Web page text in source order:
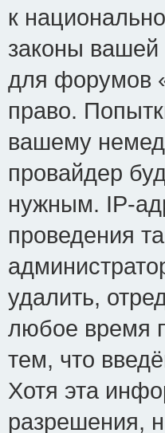
к
законы вашей
для форумов
право.
вашему
провайдер
нужным. IP-
проведения
удалить,
любое время
тем, что
Хотя эта
разрешения,